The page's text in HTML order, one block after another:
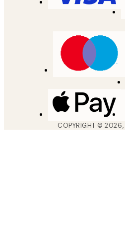
COPYRIGHT ©2026,